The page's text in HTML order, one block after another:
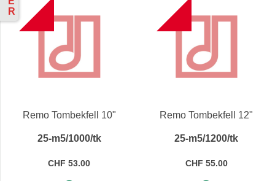
R
Remo Tombekfell 10"
25-m5/1000/tk
CHF 53.00
Remo Tombekfell 12"
25-m5/1200/tk
CHF 55.00